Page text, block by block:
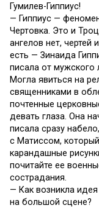
Гумилев-Гиппиус!
— Гиппиус —
Чертовка. Это и
ангелов нет,
есть — Зинаида
писала от мужского
Могла явиться на
священниками в
почтенные
девать глаза. Она
писала сразу
с Матиссом,
карандашные
почитайте ее
сострадания.
— Как возникла
на большой сцене?